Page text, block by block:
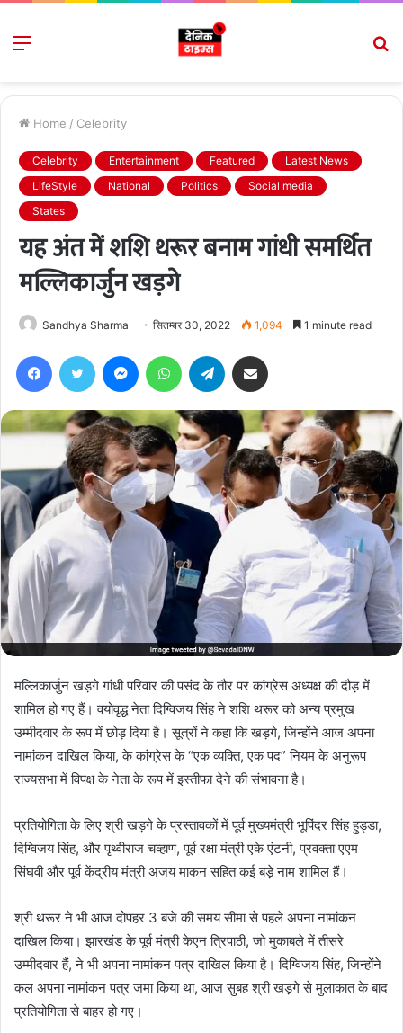
Menu
Home / Celebrity
Celebrity Entertainment Featured
Latest News
LifeStyle
National Politics
Social media
States
यह अंत में शशि थरूर बनाम गांधी समर्थित
मल्लिकार्जुन खड़गे
Sandhya Sharma सितम्बर 30, 2022 1,094 1 minute read
FacebookTwitter MessengerWhatsAppTelegram
मल्लिकार्जुन खड़गे गांधी परिवार की पसंद के तौर पर कांग्रेस अध्यक्ष की दौड़ में
शामिल हो गए हैं। वयोवृद्ध नेता दिग्विजय सिंह ने शशि थरूर को अन्य प्रमुख
उम्मीदवार के रूप में छोड़ दिया है। सूत्रों ने कहा कि खड़गे, जिन्होंने आज अपना
नामांकन दाखिल किया, के कांग्रेस के “एक व्यक्ति, एक पद” नियम के अनुरूप
राज्यसभा में विपक्ष के नेता के रूप में इस्तीफा देने की संभावना है।
प्रतियोगिता के लिए श्री खड़गे के प्रस्तावकों में पूर्व मुख्यमंत्री भूपिंदर सिंह हुड्डा,
दिग्विजय सिंह, और पृथ्वीराज चव्हाण, पूर्व रक्षा मंत्री एके एंटनी, प्रवक्ता एएम
सिंघवी और पूर्व केंद्रीय मंत्री अजय माकन सहित कई बड़े नाम शामिल हैं।
श्री थरूर ने भी आज दोपहर 3 बजे की समय सीमा से पहले अपना नामांकन
दाखिल किया। झारखंड के पूर्व मंत्री केएन त्रिपाठी, जो मुकाबले में तीसरे
उम्मीदवार हैं, ने भी अपना नामांकन पत्र दाखिल किया है। दिग्विजय सिंह, जिन्होंने
कल अपना नामांकन पत्र जमा किया था, आज सुबह श्री खड़गे से मुलाकात के बाद
प्रतियोगिता से बाहर हो गए।